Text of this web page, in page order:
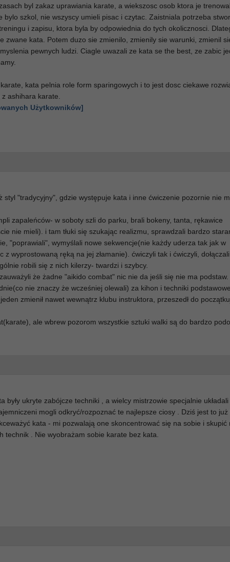
byl zakaz uprawiania karate, a wiekszosc osob ktora je
bylo szkol, nie wszyscy umieli pisac i czytac. Zaistniala potrzeba
i zapisu, ktora byla by odpowiednia do tych okolicznosci.
zwane kata. Potem duzo sie zmienilo, zmienily sie warunki, zmienil
pewnych ludzi. Ciagle uwazali ze kata se the best, ze zabic
kata pelnia role form sparingowych i to jest dosc ciekawe
ashihara karate.
Użytkowników]
styl "tradycyjny", gdzie występuje kata i inne ćwiczenie pozornie nie
zapaleńców- w soboty szli do parku, brali bokeny, tanta, rękawice
nie mieli). i tam tłuki się szukając realizmu, sprawdzali bardzo
"poprawiali", wymyślali nowe sekwencje(nie każdy uderza tak jak w
z wyprostowaną ręką na jej złamanie). ćwiczyli tak i ćwiczyli,
robili się z nich kilerzy- twardzi i szybcy.
że żadne "aikido combat" nic nie da jeśli się nie ma
nie znaczy że wcześniej olewali) za kihon i techniki
zmienił nawet wewnątrz klubu instruktora, przeszedł do
ale wbrew pozorom wszystkie sztuki walki są do bardzo
były ukryte zabójcze techniki , a wielcy mistrzowie specjalnie
mogli odkryć/rozpoznać te najlepsze ciosy . Dziś jest to już
kata - mi pozwalają one skoncentrować się na sobie i skupić
technik . Nie wyobrażam sobie karate bez kata.